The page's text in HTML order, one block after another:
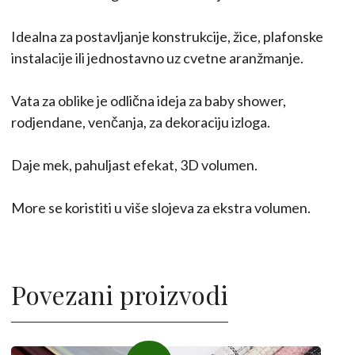
Idealna za postavljanje konstrukcije, žice, plafonske
instalacije ili jednostavno uz cvetne aranžmanje.
Vata za oblike je odlična ideja za baby shower,
rodjendane, venčanja, za dekoraciju izloga.
Daje mek, pahuljast efekat, 3D volumen.
More se koristiti u više slojeva za ekstra volumen.
Povezani proizvodi